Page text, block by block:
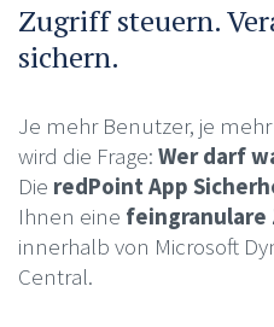
Zugriff steuern.
sichern.
Je mehr Benutzer, je
wird die Frage: Wer darf
Die redPoint App
Ihnen eine
innerhalb von Microsoft
Central.